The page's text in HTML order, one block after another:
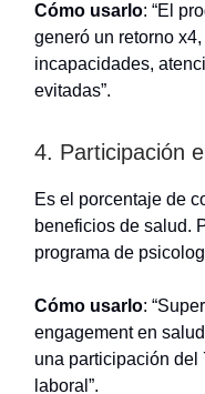
Cómo usarlo: “El
generó un retorno
incapacidades,
evitadas”.
4. Participación
Es el porcentaje de
beneficios de salud.
programa de
Cómo usarlo:
engagement en
una participación del
laboral”.